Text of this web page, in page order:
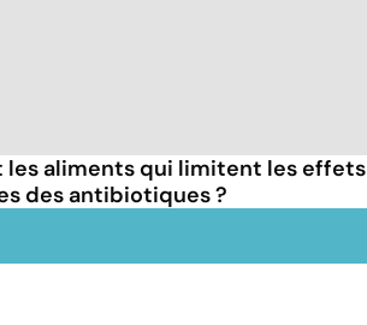
les aliments qui limitent les effets
des antibiotiques ?